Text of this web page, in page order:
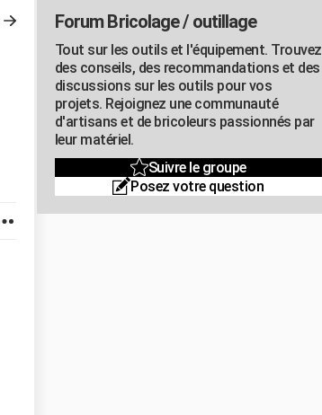
Forum Bricolage / outillage
Tout sur les outils et l'équipement. Trouvez
des conseils, des recommandations et des
discussions sur les outils pour vos
projets. Rejoignez une communauté
d'artisans et de bricoleurs passionnés par
leur matériel.
Suivre le groupe
Posez votre question